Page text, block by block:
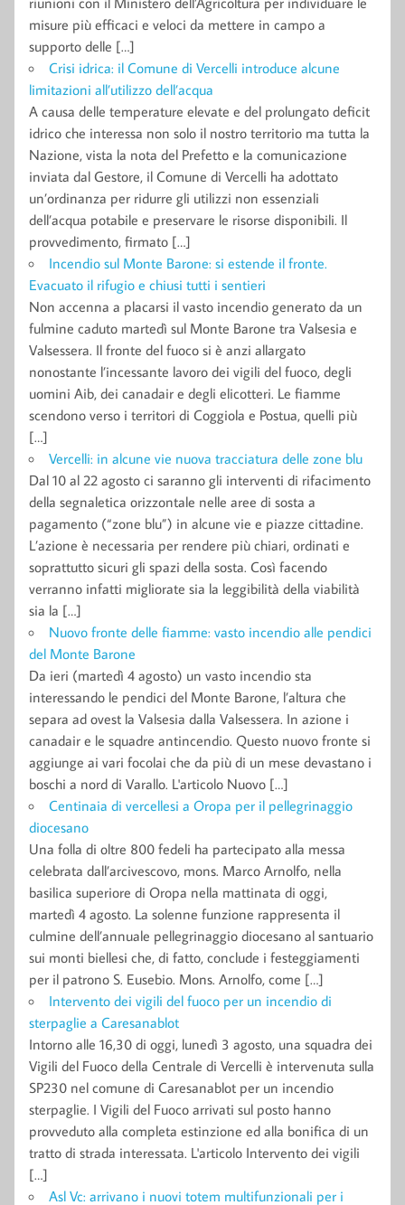
misure più efficaci e veloci da mettere in campo a
supporto delle […]
Crisi idrica: il Comune di Vercelli introduce alcune
limitazioni all’utilizzo dell’acqua
A causa delle temperature elevate e del prolungato deficit
idrico che interessa non solo il nostro territorio ma tutta la
Nazione, vista la nota del Prefetto e la comunicazione
inviata dal Gestore, il Comune di Vercelli ha adottato
un’ordinanza per ridurre gli utilizzi non essenziali
dell’acqua potabile e preservare le risorse disponibili. Il
provvedimento, firmato […]
Incendio sul Monte Barone: si estende il fronte.
Evacuato il rifugio e chiusi tutti i sentieri
Non accenna a placarsi il vasto incendio generato da un
fulmine caduto martedì sul Monte Barone tra Valsesia e
Valsessera. Il fronte del fuoco si è anzi allargato
nonostante l’incessante lavoro dei vigili del fuoco, degli
uomini Aib, dei canadair e degli elicotteri. Le fiamme
scendono verso i territori di Coggiola e Postua, quelli più
[…]
Vercelli: in alcune vie nuova tracciatura delle zone blu
Dal 10 al 22 agosto ci saranno gli interventi di rifacimento
della segnaletica orizzontale nelle aree di sosta a
pagamento (“zone blu”) in alcune vie e piazze cittadine.
L’azione è necessaria per rendere più chiari, ordinati e
soprattutto sicuri gli spazi della sosta. Così facendo
verranno infatti migliorate sia la leggibilità della viabilità
sia la […]
Nuovo fronte delle fiamme: vasto incendio alle pendici
del Monte Barone
Da ieri (martedì 4 agosto) un vasto incendio sta
interessando le pendici del Monte Barone, l’altura che
separa ad ovest la Valsesia dalla Valsessera. In azione i
canadair e le squadre antincendio. Questo nuovo fronte si
aggiunge ai vari focolai che da più di un mese devastano i
boschi a nord di Varallo. L'articolo Nuovo […]
Centinaia di vercellesi a Oropa per il pellegrinaggio
diocesano
Una folla di oltre 800 fedeli ha partecipato alla messa
celebrata dall’arcivescovo, mons. Marco Arnolfo, nella
basilica superiore di Oropa nella mattinata di oggi,
martedì 4 agosto. La solenne funzione rappresenta il
culmine dell’annuale pellegrinaggio diocesano al santuario
sui monti biellesi che, di fatto, conclude i festeggiamenti
per il patrono S. Eusebio. Mons. Arnolfo, come […]
Intervento dei vigili del fuoco per un incendio di
sterpaglie a Caresanablot
Intorno alle 16,30 di oggi, lunedì 3 agosto, una squadra dei
Vigili del Fuoco della Centrale di Vercelli è intervenuta sulla
SP230 nel comune di Caresanablot per un incendio
sterpaglie. I Vigili del Fuoco arrivati sul posto hanno
provveduto alla completa estinzione ed alla bonifica di un
tratto di strada interessata. L'articolo Intervento dei vigili
[…]
Asl Vc: arrivano i nuovi totem multifunzionali per i